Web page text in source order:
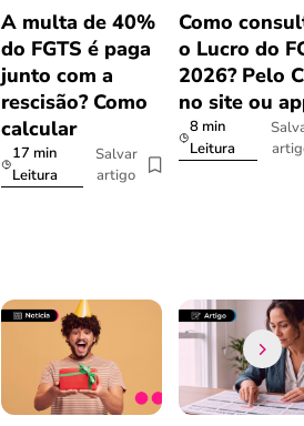
A multa de 40%
do FGTS é paga
junto com a
rescisão? Como
calcular
17 min
Leitura
Salvar
artigo
Como
o Lucro do
2026? Pelo
no site ou
8 min
Leitura